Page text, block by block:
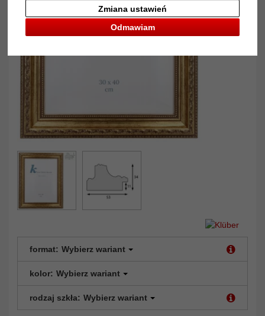
Odmawiam
Zmiana ustawień
format: Wybierz wariant
kolor: Wybierz wariant
rodzaj szkła: Wybierz wariant